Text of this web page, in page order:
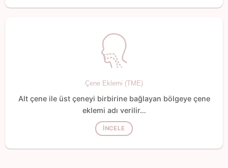
Çene Eklemi (TME)
Alt çene ile üst çeneyi birbirine bağlayan bölgeye çene
eklemi adı verilir…
İNCELE